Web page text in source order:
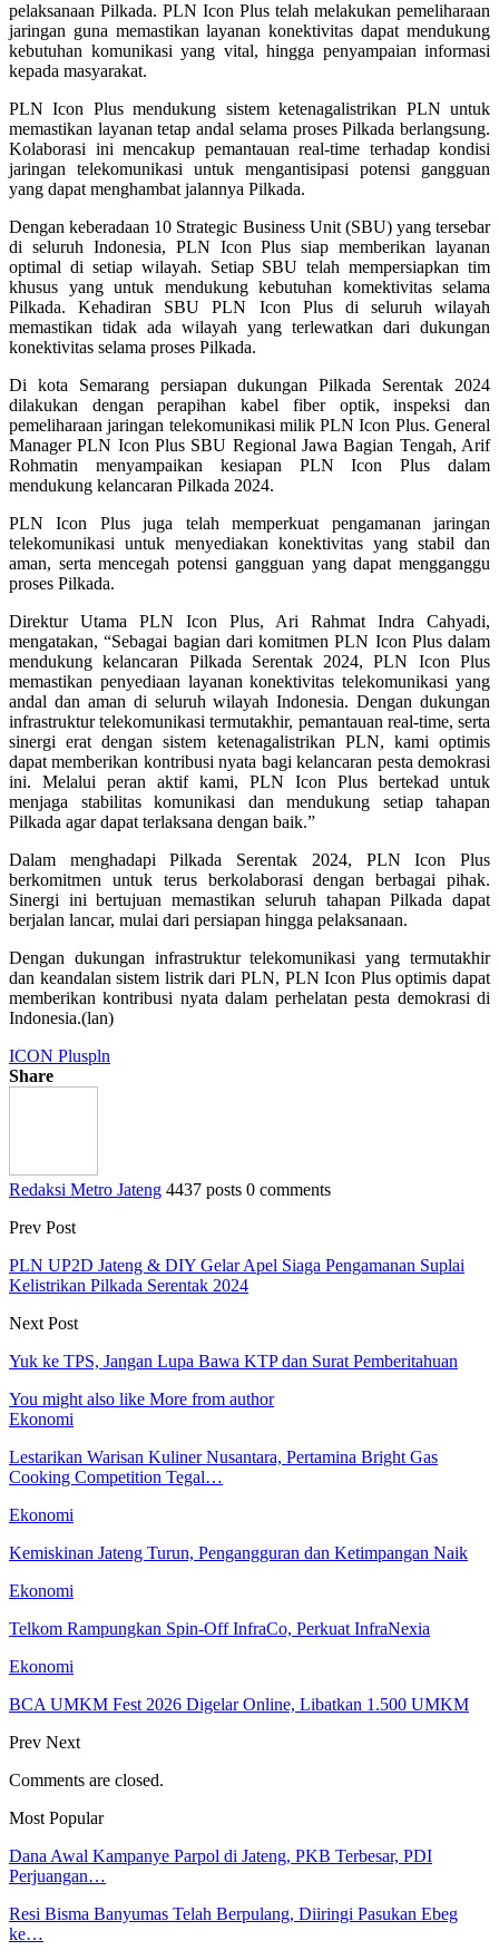
pelaksanaan Pilkada. PLN Icon Plus telah melakukan pemeliharaan
jaringan guna memastikan layanan konektivitas dapat mendukung
kebutuhan komunikasi yang vital, hingga penyampaian informasi
kepada masyarakat.
PLN Icon Plus mendukung sistem ketenagalistrikan PLN untuk
memastikan layanan tetap andal selama proses Pilkada berlangsung.
Kolaborasi ini mencakup pemantauan real-time terhadap kondisi
jaringan telekomunikasi untuk mengantisipasi potensi gangguan
yang dapat menghambat jalannya Pilkada.
Dengan keberadaan 10 Strategic Business Unit (SBU) yang tersebar
di seluruh Indonesia, PLN Icon Plus siap memberikan layanan
optimal di setiap wilayah. Setiap SBU telah mempersiapkan tim
khusus yang untuk mendukung kebutuhan komektivitas selama
Pilkada. Kehadiran SBU PLN Icon Plus di seluruh wilayah
memastikan tidak ada wilayah yang terlewatkan dari dukungan
konektivitas selama proses Pilkada.
Di kota Semarang persiapan dukungan Pilkada Serentak 2024
dilakukan dengan perapihan kabel fiber optik, inspeksi dan
pemeliharaan jaringan telekomunikasi milik PLN Icon Plus. General
Manager PLN Icon Plus SBU Regional Jawa Bagian Tengah, Arif
Rohmatin menyampaikan kesiapan PLN Icon Plus dalam
mendukung kelancaran Pilkada 2024.
PLN Icon Plus juga telah memperkuat pengamanan jaringan
telekomunikasi untuk menyediakan konektivitas yang stabil dan
aman, serta mencegah potensi gangguan yang dapat mengganggu
proses Pilkada.
Direktur Utama PLN Icon Plus, Ari Rahmat Indra Cahyadi,
mengatakan, “Sebagai bagian dari komitmen PLN Icon Plus dalam
mendukung kelancaran Pilkada Serentak 2024, PLN Icon Plus
memastikan penyediaan layanan konektivitas telekomunikasi yang
andal dan aman di seluruh wilayah Indonesia. Dengan dukungan
infrastruktur telekomunikasi termutakhir, pemantauan real-time, serta
sinergi erat dengan sistem ketenagalistrikan PLN, kami optimis
dapat memberikan kontribusi nyata bagi kelancaran pesta demokrasi
ini. Melalui peran aktif kami, PLN Icon Plus bertekad untuk
menjaga stabilitas komunikasi dan mendukung setiap tahapan
Pilkada agar dapat terlaksana dengan baik.”
Dalam menghadapi Pilkada Serentak 2024, PLN Icon Plus
berkomitmen untuk terus berkolaborasi dengan berbagai pihak.
Sinergi ini bertujuan memastikan seluruh tahapan Pilkada dapat
berjalan lancar, mulai dari persiapan hingga pelaksanaan.
Dengan dukungan infrastruktur telekomunikasi yang termutakhir
dan keandalan sistem listrik dari PLN, PLN Icon Plus optimis dapat
memberikan kontribusi nyata dalam perhelatan pesta demokrasi di
Indonesia.(lan)
ICON Pluspln
Share
Redaksi Metro Jateng 4437 posts 0 comments
Prev Post
PLN UP2D Jateng & DIY Gelar Apel Siaga Pengamanan Suplai
Kelistrikan Pilkada Serentak 2024
Next Post
Yuk ke TPS, Jangan Lupa Bawa KTP dan Surat Pemberitahuan
You might also like More from author
Ekonomi
Lestarikan Warisan Kuliner Nusantara, Pertamina Bright Gas
Cooking Competition Tegal…
Ekonomi
Kemiskinan Jateng Turun, Pengangguran dan Ketimpangan Naik
Ekonomi
Telkom Rampungkan Spin-Off InfraCo, Perkuat InfraNexia
Ekonomi
BCA UMKM Fest 2026 Digelar Online, Libatkan 1.500 UMKM
Prev Next
Comments are closed.
Most Popular
Dana Awal Kampanye Parpol di Jateng, PKB Terbesar, PDI
Perjuangan…
Resi Bisma Banyumas Telah Berpulang, Diiringi Pasukan Ebeg
ke…